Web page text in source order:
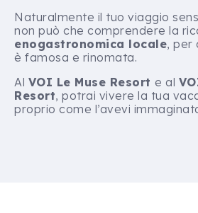
Naturalmente il tuo viaggio
non può che comprendere la
enogastronomica locale, per
è famosa e rinomata.
Al VOI Le Muse Resort e al
Resort, potrai vivere la tua
proprio come l’avevi